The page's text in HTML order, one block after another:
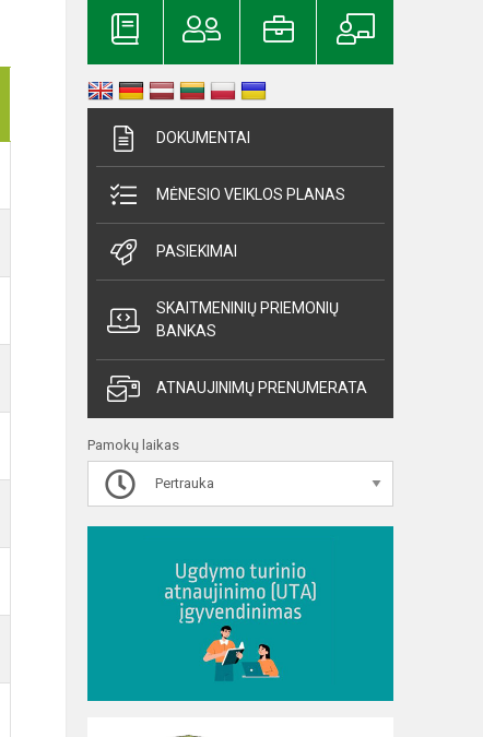
DOKUMENTAI
MĖNESIO VEIKLOS PLANAS
PASIEKIMAI
SKAITMENINIŲ PRIEMONIŲ
BANKAS
ATNAUJINIMŲ PRENUMERATA
Pamokų laikas
Pertrauka